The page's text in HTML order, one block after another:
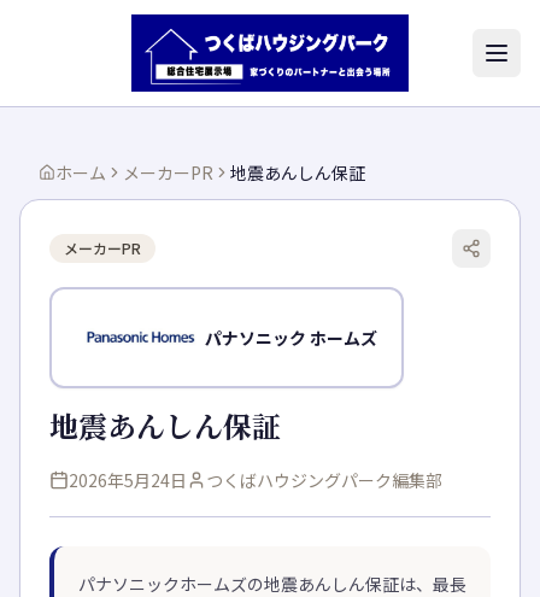
ホーム メーカーPR 地震あんしん保証
メーカーPR
パナソニック ホームズ
地震あんしん保証
2026年5月24日 つくばハウジングパーク編集部
パナソニックホームズの地震あんしん保証は、最長